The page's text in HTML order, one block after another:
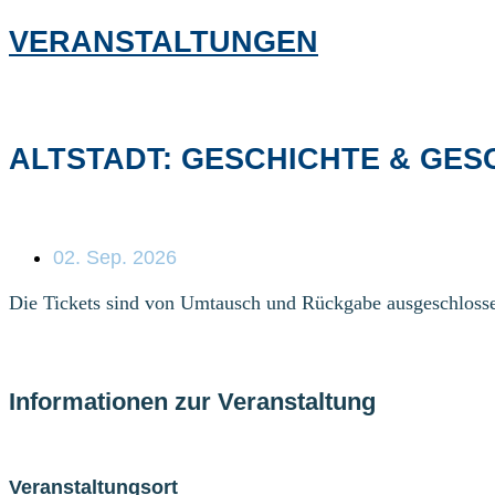
VERANSTALTUNGEN
ALTSTADT: GESCHICHTE &
02. Sep. 2026
Die Tickets sind von Umtausch und Rückgabe
Informationen zur Veranstaltung
Veranstaltungsort